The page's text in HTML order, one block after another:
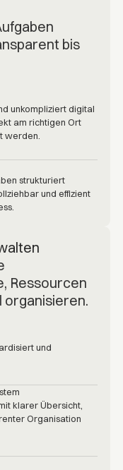
bis
unkompliziert digital
am richtigen Ort
werden.
strukturiert
und effizient
Ressourcen
und
klarer Übersicht,
Organisation